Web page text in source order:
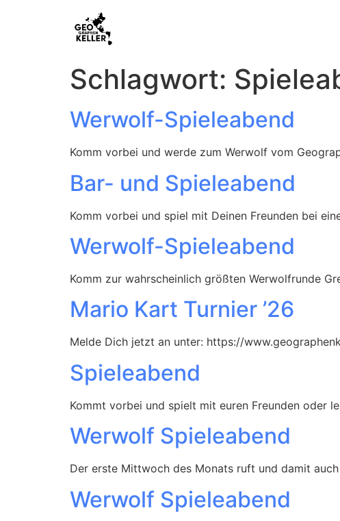
Schlagwort:
Werwolf-Spieleabend
Komm vorbei und werde zum Werwolf vom
Bar- und Spieleabend
Komm vorbei und spiel mit Deinen Freunden bei
Werwolf-Spieleabend
Komm zur wahrscheinlich größten Werwolfrunde
Mario Kart Turnier ’26
Melde Dich jetzt an unter: https://
Spieleabend
Kommt vorbei und spielt mit euren Freunden oder
Werwolf Spieleabend
Der erste Mittwoch des Monats ruft und damit
Werwolf Spieleabend